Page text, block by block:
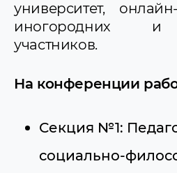
университет
университет,
иногородних и
участников.
На конференции
Секция №1:
социально-